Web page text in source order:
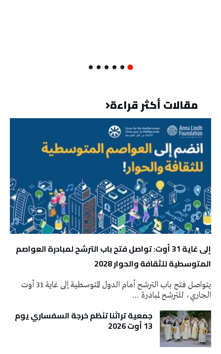
مقالات أكثر قراءة
إلى غاية 31 أوت: تواصل فتح باب الترشح لمبادرة العواصم
المتوسطية للثقافة والحوار 2028
يتواصل فتح باب الترشح أمام الدول المتوسطية إلى غاية 31 أوت
الجاري، للترشح لمبادرة …
جمعية تراثنا تنَظم خرجة السفساري يوم
13 أوت 2026